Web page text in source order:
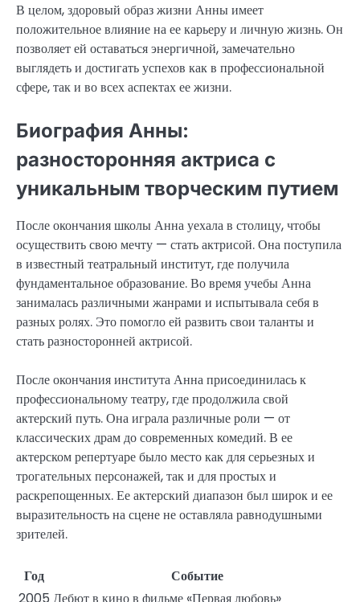
В целом, здоровый образ жизни Анны имеет
положительное влияние на ее карьеру и личную жизнь. Он
позволяет ей оставаться энергичной, замечательно
выглядеть и достигать успехов как в профессиональной
сфере, так и во всех аспектах ее жизни.
Биография Анны:
разносторонняя актриса с
уникальным творческим путием
После окончания школы Анна уехала в столицу, чтобы
осуществить свою мечту — стать актрисой. Она поступила
в известный театральный институт, где получила
фундаментальное образование. Во время учебы Анна
занималась различными жанрами и испытывала себя в
разных ролях. Это помогло ей развить свои таланты и
стать разносторонней актрисой.
После окончания института Анна присоединилась к
профессиональному театру, где продолжила свой
актерский путь. Она играла различные роли — от
классических драм до современных комедий. В ее
актерском репертуаре было место как для серьезных и
трогательных персонажей, так и для простых и
раскрепощенных. Ее актерский диапазон был широк и ее
выразительность на сцене не оставляла равнодушными
зрителей.
Год
Событие
2005 Дебют в кино в фильме «Первая любовь»